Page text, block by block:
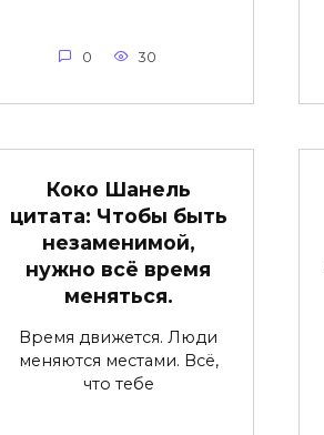
0 30
Коко Шанель
цитата: Чтобы быть
незаменимой,
нужно всё время
меняться.
Время движется. Люди
меняются местами. Всё,
что тебе